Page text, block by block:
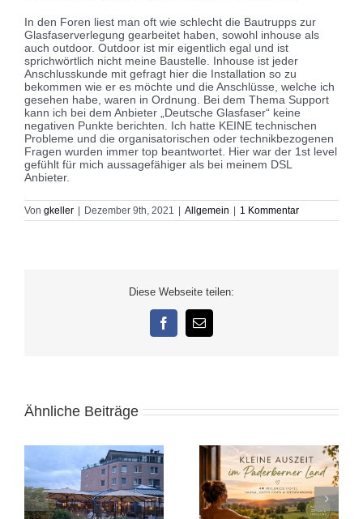
In den Foren liest man oft wie schlecht die Bautrupps zur
Glasfaserverlegung gearbeitet haben, sowohl inhouse als
auch outdoor. Outdoor ist mir eigentlich egal und ist
sprichwörtlich nicht meine Baustelle. Inhouse ist jeder
Anschlusskunde mit gefragt hier die Installation so zu
bekommen wie er es möchte und die Anschlüsse, welche ich
gesehen habe, waren in Ordnung. Bei dem Thema Support
kann ich bei dem Anbieter „Deutsche Glasfaser“ keine
negativen Punkte berichten. Ich hatte KEINE technischen
Probleme und die organisatorischen oder technikbezogenen
Fragen wurden immer top beantwortet. Hier war der 1st level
gefühlt für mich aussagefähiger als bei meinem DSL
Anbieter.
Von gkeller | Dezember 9th, 2021 | Allgemein | 1 Kommentar
Diese Webseite teilen:
Facebook
E-
Mail
Ähnliche Beiträge
Kleine Auszeit in
Alicante November